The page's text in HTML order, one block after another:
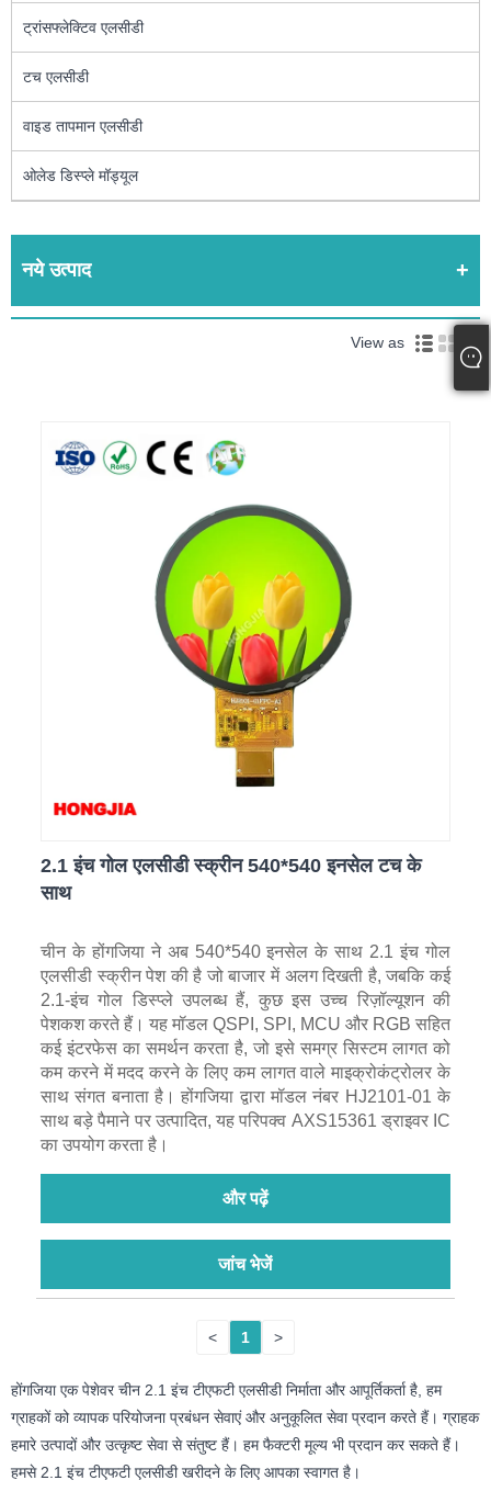
ट्रांसफ्लेक्टिव एलसीडी
टच एलसीडी
वाइड तापमान एलसीडी
ओलेड डिस्प्ले मॉड्यूल
नये उत्पाद
View as
2.1 इंच गोल एलसीडी स्क्रीन 540*540 इनसेल टच के
साथ
चीन के होंगजिया ने अब 540*540 इनसेल के साथ 2.1 इंच गोल
एलसीडी स्क्रीन पेश की है जो बाजार में अलग दिखती है, जबकि कई
2.1‑इंच गोल डिस्प्ले उपलब्ध हैं, कुछ इस उच्च रिज़ॉल्यूशन की
पेशकश करते हैं। यह मॉडल QSPI, SPI, MCU और RGB सहित
कई इंटरफेस का समर्थन करता है, जो इसे समग्र सिस्टम लागत को
कम करने में मदद करने के लिए कम लागत वाले माइक्रोकंट्रोलर के
साथ संगत बनाता है। होंगजिया द्वारा मॉडल नंबर HJ2101-01 के
साथ बड़े पैमाने पर उत्पादित, यह परिपक्व AXS15361 ड्राइवर IC
का उपयोग करता है।
और पढ़ें
जांच भेजें
< 1 >
होंगजिया एक पेशेवर चीन 2.1 इंच टीएफटी एलसीडी निर्माता और आपूर्तिकर्ता है, हम
ग्राहकों को व्यापक परियोजना प्रबंधन सेवाएं और अनुकूलित सेवा प्रदान करते हैं। ग्राहक
हमारे उत्पादों और उत्कृष्ट सेवा से संतुष्ट हैं। हम फैक्टरी मूल्य भी प्रदान कर सकते हैं।
हमसे 2.1 इंच टीएफटी एलसीडी खरीदने के लिए आपका स्वागत है।